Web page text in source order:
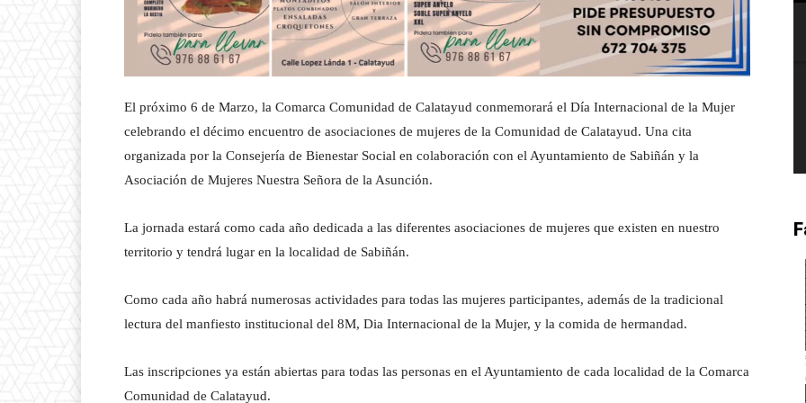
El próximo 6 de Marzo, la Comarca Comunidad de Calatayud conmemorará el Día Internacional de la Mujer
celebrando el décimo encuentro de asociaciones de mujeres de la Comunidad de Calatayud. Una cita
organizada por la Consejería de Bienestar Social en colaboración con el Ayuntamiento de Sabiñán y la
Asociación de Mujeres Nuestra Señora de la Asunción.
La jornada estará como cada año dedicada a las diferentes asociaciones de mujeres que existen en nuestro
territorio y tendrá lugar en la localidad de Sabiñán.
Como cada año habrá numerosas actividades para todas las mujeres participantes, además de la tradicional
lectura del manfiesto institucional del 8M, Dia Internacional de la Mujer, y la comida de hermandad.
Las inscripciones ya están abiertas para todas las personas en el Ayuntamiento de cada localidad de la Comarca
Comunidad de Calatayud.